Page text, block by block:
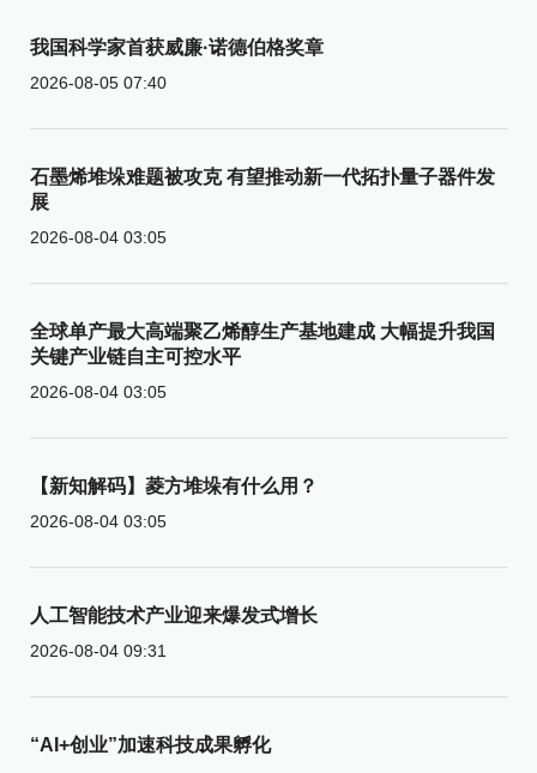
我国科学家首获威廉·诺德伯格奖章
2026-08-05 07:40
石墨烯堆垛难题被攻克 有望推动新一代拓扑量子器件发
展
2026-08-04 03:05
全球单产最大高端聚乙烯醇生产基地建成 大幅提升我国
关键产业链自主可控水平
2026-08-04 03:05
【新知解码】菱方堆垛有什么用？
2026-08-04 03:05
人工智能技术产业迎来爆发式增长
2026-08-04 09:31
“AI+创业”加速科技成果孵化